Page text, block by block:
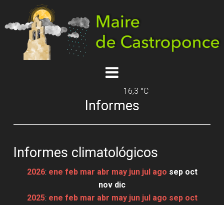
16,3 °C
Informes
Informes climatológicos
2026: ene feb mar abr may jun jul ago sep oct
nov dic
2025: ene feb mar abr may jun jul ago sep oct